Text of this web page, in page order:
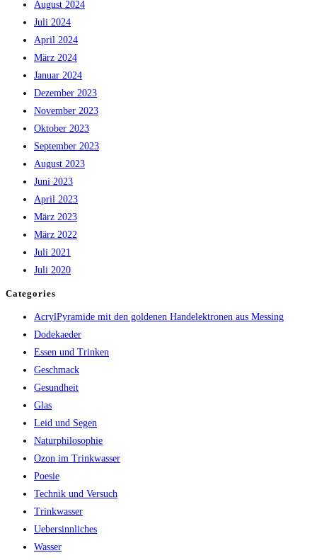
August 2024
Juli 2024
April 2024
März 2024
Januar 2024
Dezember 2023
November 2023
Oktober 2023
September 2023
August 2023
Juni 2023
April 2023
März 2023
März 2022
Juli 2021
Juli 2020
Categories
AcrylPyramide mit den goldenen Handelektronen aus Messing
Dodekaeder
Essen und Trinken
Geschmack
Gesundheit
Glas
Leid und Segen
Naturphilosophie
Ozon im Trinkwasser
Poesie
Technik und Versuch
Trinkwasser
Uebersinnliches
Wasser